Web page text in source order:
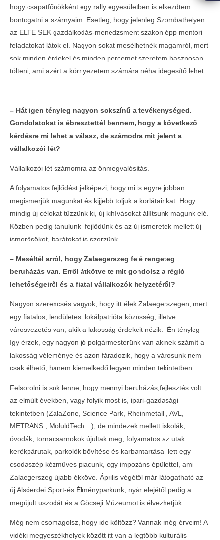
hogy csapatfőnökként egy rally egyesületben is elkezdtem
bontogatni a szárnyaim. Esetleg, hogy jelenleg Szombathelyen
az ELTE SEK gazdálkodás-menedzsment szakon épp mentori
feladatokat látok el. Nagyon sokat mesélhetnék magamról, mert
sok minden érdekel és minden percemet szeretem hasznosan
tölteni, ami azért a környezetem számára néha idegesítő lehet.
– Hát igen tényleg nagyon sokszínű a tevékenységed.
Gondolatokat is ébresztettél bennem, hogy a következő
kérdésre mi lehet a válasz, de számodra mit jelent a
vállalkozói lét?
Vállalkozói lét számomra az önmegvalósítás.
A folyamatos fejlődést jelképezi, hogy mi is egyre jobban
megismerjük magunkat és kijjebb toljuk a korlátainkat. Hogy
mindig új célokat tűzzünk ki, új kihívásokat állítsunk magunk elé.
Közben pedig tanulunk, fejlődünk és az új ismeretek mellett új
ismerősöket, barátokat is szerzünk.
– Meséltél arról, hogy Zalaegerszeg felé rengeteg
beruházás van. Erről átkötve te mit gondolsz a régió
lehetőségeiről és a fiatal vállalkozók helyzetéről?
Nagyon szerencsés vagyok, hogy itt élek Zalaegerszegen, mert
egy fiatalos, lendületes, lokálpatrióta közösség, illetve
városvezetés van, akik a lakosság érdekeit nézik. Én tényleg
így érzek, egy nagyon jó polgármesterünk van akinek számít a
lakosság véleménye és azon fáradozik, hogy a városunk nem
csak élhető, hanem kiemelkedő legyen minden tekintetben.
Felsorolni is sok lenne, hogy mennyi beruházás,fejlesztés volt
az elmúlt években, vagy folyik most is, ipari-gazdasági
tekintetben (ZalaZone, Science Park, Rheinmetall , AVL,
METRANS , MoluldTech…), de mindezek mellett iskolák,
óvodák, tornacsarnokok újultak meg, folyamatos az utak
kerékpárutak, parkolók bővítése és karbantartása, lett egy
csodaszép kézműves piacunk, egy impozáns épülettel, ami
Zalaegerszeg újabb ékköve. Április végétől már látogatható az
új Alsóerdei Sport-és Élményparkunk, nyár elejétől pedig a
megújult uszodát és a Göcseji Múzeumot is élvezhetjük.
Még nem csomagolsz, hogy ide költözz? Vannak még érveim! A
vidéki megyeszékhelyek között itt van a legtöbb kulturális